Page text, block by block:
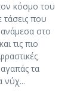
κόσμο του
τάσεις που
στο
τις πιο
τα
νύχ...